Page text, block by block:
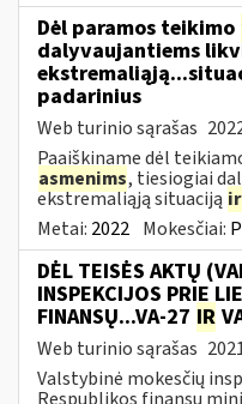
Dėl paramos teikimo
dalyvaujantiems
padarinius
Web turinio sąrašas
Paaiškiname dėl
asmenims, tiesiogiai
ekstremaliąją situaciją ir
Metai: 2022 Mokesčiai:
DĖL TEISĖS AKTŲ
INSPEKCIJOS PRIE
FINANSŲ...VA-27 IR
Web turinio sąrašas
Valstybinė mokesčių
Respublikos finansų